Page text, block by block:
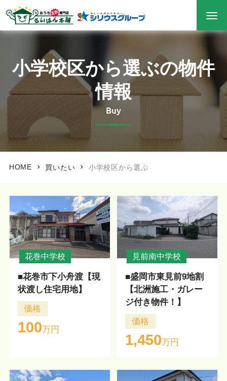
小学校区から選ぶの物件
情報
Buy
HOME 買いたい 小学校区から選ぶ
花巻中学校
■花巻市下小舟渡【現
状渡し住宅用地】
価格
100万円
見前南中学校
■盛岡市東見前9地割
【北洲施工・ガレー
ジ付き物件！】
価格
1,450万円